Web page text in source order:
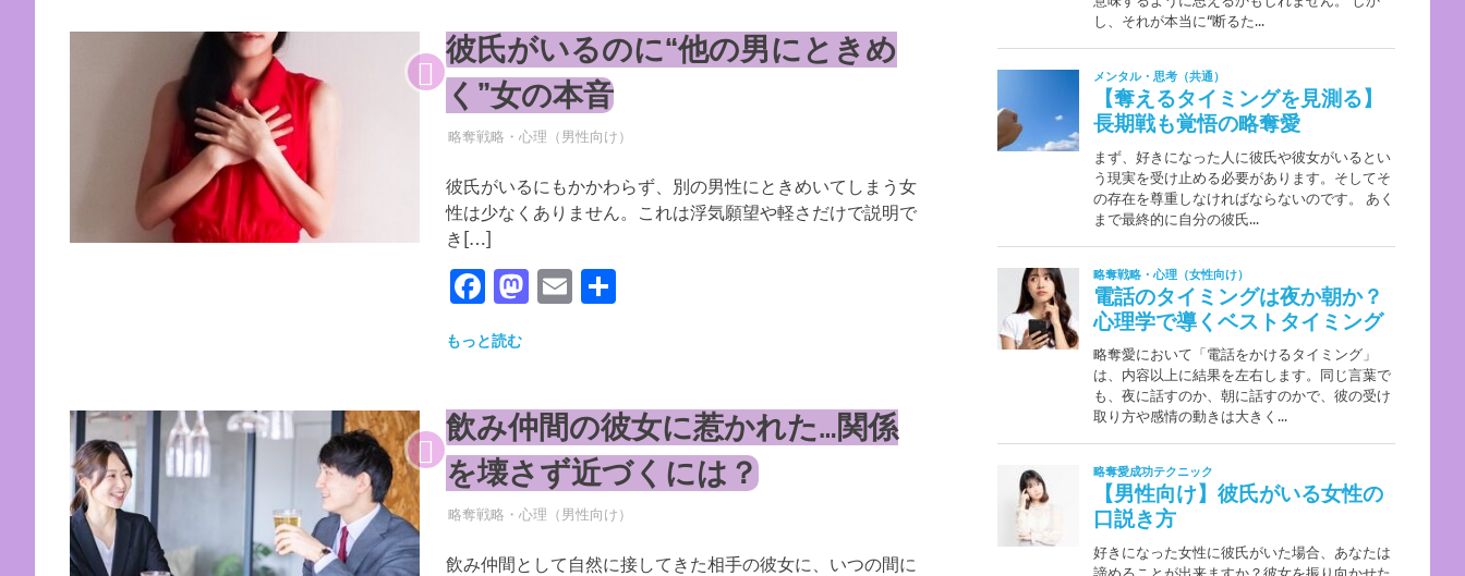
彼氏がいるのに“他の男にときめ
く”女の本音
2026年5月17日
YYYPRO
略奪戦略・心理（男性向け）
彼氏がいるにもかかわらず、別の男性にときめいてしまう女
性は少なくありません。これは浮気願望や軽さだけで説明で
き[…]
Facebook
Mastodon
Email
共
もっと読む
飲み仲間の彼女に惹かれた…関係
を壊さず近づくには？
2026年5月17日
YYYPRO
略奪戦略・心理（男性向け）
飲み仲間として自然に接してきた相手の彼女に、いつの間に